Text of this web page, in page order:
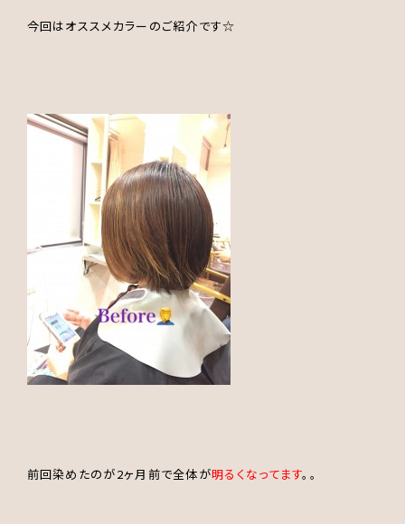
今回はオススメカラーのご紹介です☆
前回染めたのが2ヶ月前で全体が明るくなってます。。